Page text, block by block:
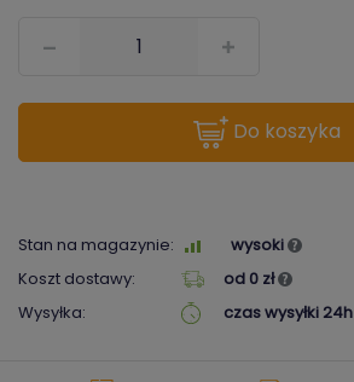
do koszyka
Stan na magazynie:
wysoki
Koszt dostawy:
od 0 zł
Wysyłka:
czas wysyłki 24h